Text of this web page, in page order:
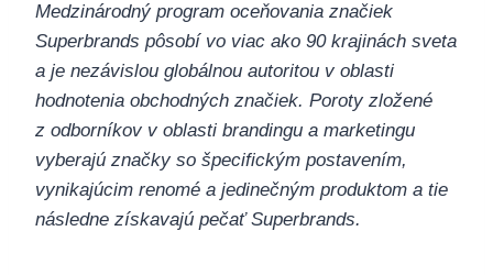
Medzinárodný program oceňovania značiek
Superbrands pôsobí vo viac ako 90 krajinách sveta
a je nezávislou globálnou autoritou v oblasti
hodnotenia obchodných značiek. Poroty zložené
z odborníkov v oblasti brandingu a marketingu
vyberajú značky so špecifickým postavením,
vynikajúcim renomé a jedinečným produktom a tie
následne získavajú pečať Superbrands.